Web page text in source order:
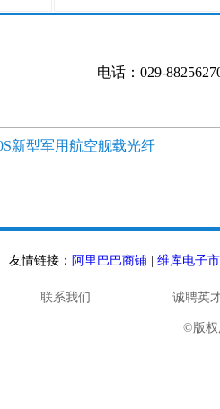
电话：029-
新型军用航空舰载光纤
友情链接： 阿里巴巴商铺 维库电子
联系我们 诚聘英
©版权